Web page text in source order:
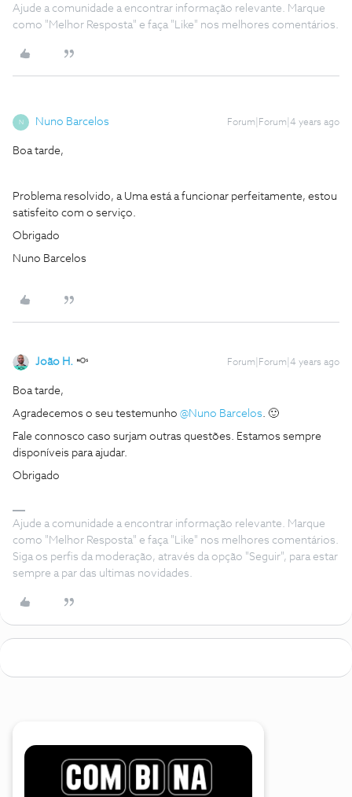
Ajude a comunidade a encontrar informação relevante. Marque
como "Melhor Resposta" e faça "Like" nos melhores comentários.
N Nuno Barcelos Forum|Forum|4 years ago
Boa tarde,
Problema resolvido, a Uma está a funcionar perfeitamente, estou
satisfeito com o serviço.
Obrigado
Nuno Barcelos
João H. Forum|Forum|4 years ago
Boa tarde,
Agradecemos o seu testemunho @Nuno Barcelos. 🙂
Fale connosco caso surjam outras questões. Estamos sempre
disponíveis para ajudar.
Obrigado
Ajude a comunidade a encontrar informação relevante. Marque
como "Melhor Resposta" e faça "Like" nos melhores comentários.
Siga os perfis da moderação, através da opção "Seguir", para estar
sempre a par das ultimas novidades.